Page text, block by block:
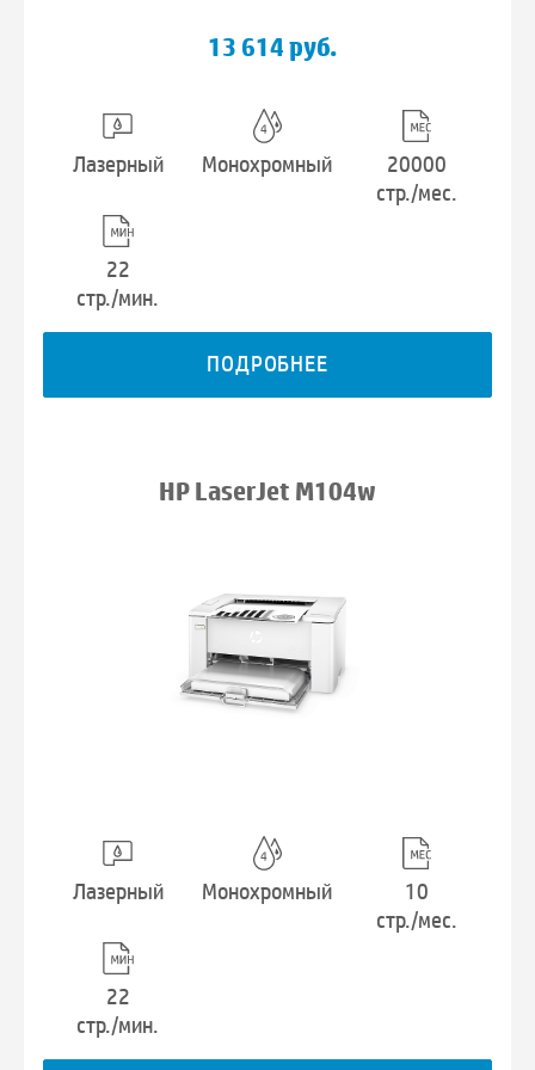
13 614 руб.
Лазерный Монохромный
20000
стр./мес.
22
стр./мин.
ПОДРОБНЕЕ
HP LaserJet M104w
Лазерный Монохромный
10
стр./мес.
22
стр./мин.